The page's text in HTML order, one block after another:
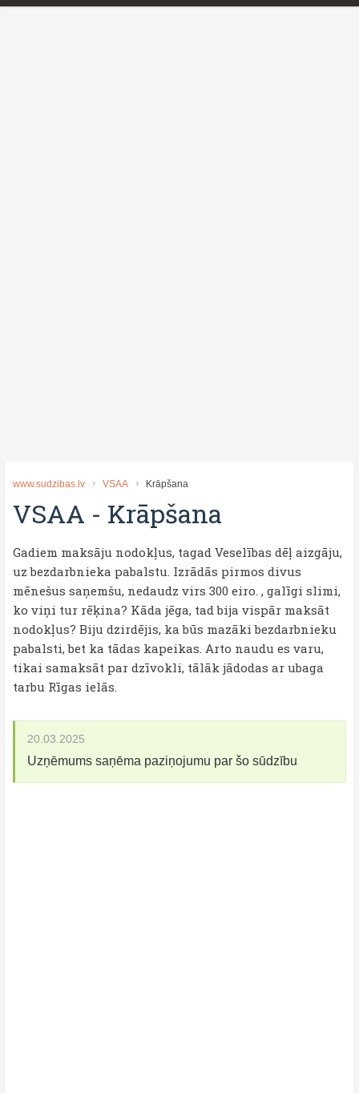
www.sudzibas.lv VSAA Krāpšana
VSAA - Krāpšana
Gadiem maksāju nodokļus, tagad Veselības dēļ aizgāju,
uz bezdarbnieka pabalstu. Izrādās pirmos divus
mēnešus saņemšu, nedaudz virs 300 eiro. , galīgi slimi,
ko viņi tur rēķina? Kāda jēga, tad bija vispār maksāt
nodokļus? Biju dzirdējis, ka būs mazāki bezdarbnieku
pabalsti, bet ka tādas kapeikas. Arto naudu es varu,
tikai samaksāt par dzīvokli, tālāk jādodas ar ubaga
tarbu Rīgas ielās.
20.03.2025
Uzņēmums saņēma paziņojumu par šo sūdzību